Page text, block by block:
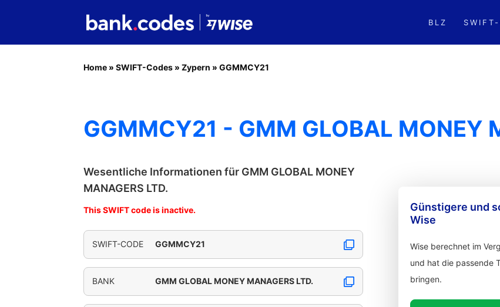
BLZ SWIFT-
Home » SWIFT-Codes » Zypern » GGMMCY21
GGMMCY21 - GMM GLOBAL MONEY
Wesentliche Informationen für GMM GLOBAL MONEY
MANAGERS LTD.
This SWIFT code is inactive.
SWIFT-CODE GGMMCY21
BANK GMM GLOBAL MONEY MANAGERS LTD.
Günstigere und
Wise
Wise berechnet im
und hat die passende
bringen.